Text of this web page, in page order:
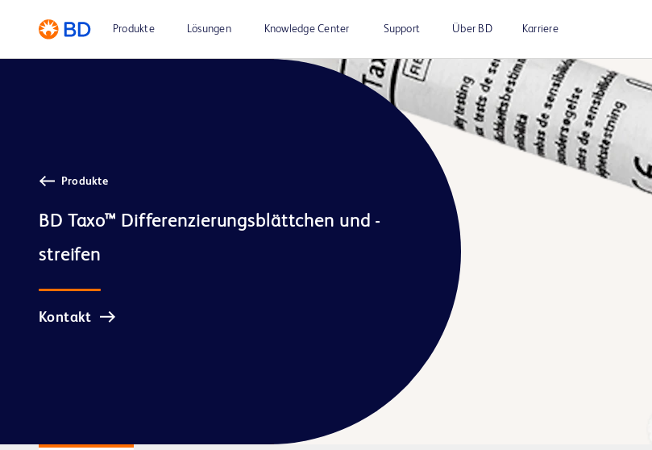
Produkte Lösungen Knowledge Center Support Über BD Karriere
Produkte
BD Taxo™ Differenzierungsblättchen und -
Kontakt